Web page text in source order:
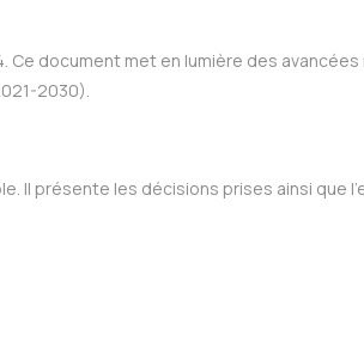
Ce document met en lumière des
2030).
Il présente les décisions prises ainsi que